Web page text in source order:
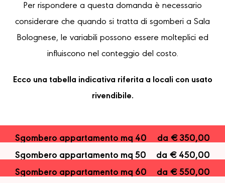
Per rispondere a questa domanda è necessario
considerare che quando si tratta di sgomberi a Sala
Bolognese, le variabili possono essere molteplici ed
influiscono nel conteggio del costo.
Ecco una tabella indicativa riferita a locali con usato
rivendibile.
Sgombero appartamento mq 40
da € 350,00
Sgombero appartamento mq 50
da € 450,00
Sgombero appartamento mq 60
da € 550,00